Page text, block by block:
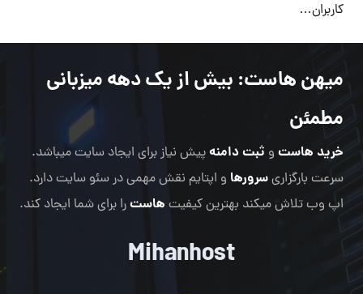
کاربران…
میهن هاست: بیش از یک دهه میزبانی
مطمئن
خرید هاست و ثبت دامنهپیش نیاز برای ایجاد سایت میباشد.
سرعت بارگزاریسرورها و اپتایم نقش مهمی در سئو سایت دارد.
اپ وب تلاش میکند بهترین کیفیت هاسترا برای شما ایجاد کند.
Mihanhost